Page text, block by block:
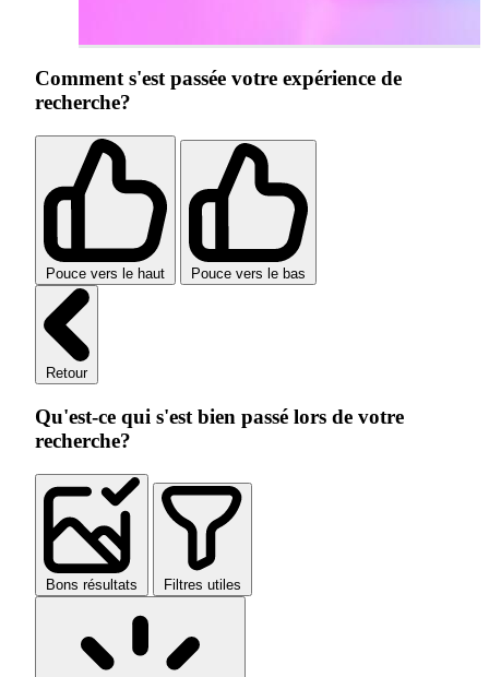
Comment s'est passée votre expérience de
recherche?
Pouce vers le haut Pouce vers le bas
Retour
Qu'est-ce qui s'est bien passé lors de votre
recherche?
Bons résultats Filtres utiles